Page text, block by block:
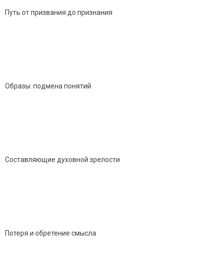
Путь от призвания до признания
Образы: подмена понятий
Составляющие духовной зрелости
Потеря и обретение смысла